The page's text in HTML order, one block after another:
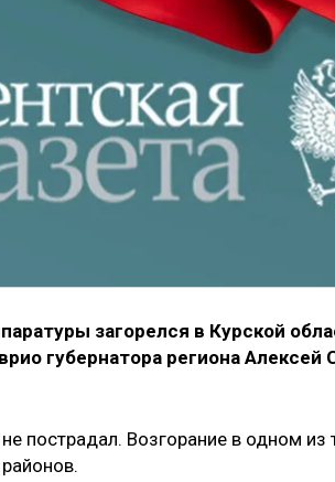
загорелся в Курской
губернатора региона
пострадал. Возгорание в одном из